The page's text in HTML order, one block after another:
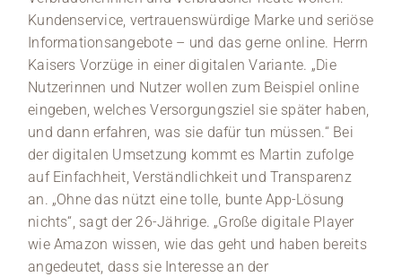
Kundenservice, vertrauenswürdige Marke und seriöse
Informationsangebote – und das gerne online. Herrn
Kaisers Vorzüge in einer digitalen Variante. „Die
Nutzerinnen und Nutzer wollen zum Beispiel online
eingeben, welches Versorgungsziel sie später haben,
und dann erfahren, was sie dafür tun müssen.“ Bei
der digitalen Umsetzung kommt es Martin zufolge
auf Einfachheit, Verständlichkeit und Transparenz
an. „Ohne das nützt eine tolle, bunte App-Lösung
nichts“, sagt der 26-Jährige. „Große digitale Player
wie Amazon wissen, wie das geht und haben bereits
angedeutet, dass sie Interesse an der